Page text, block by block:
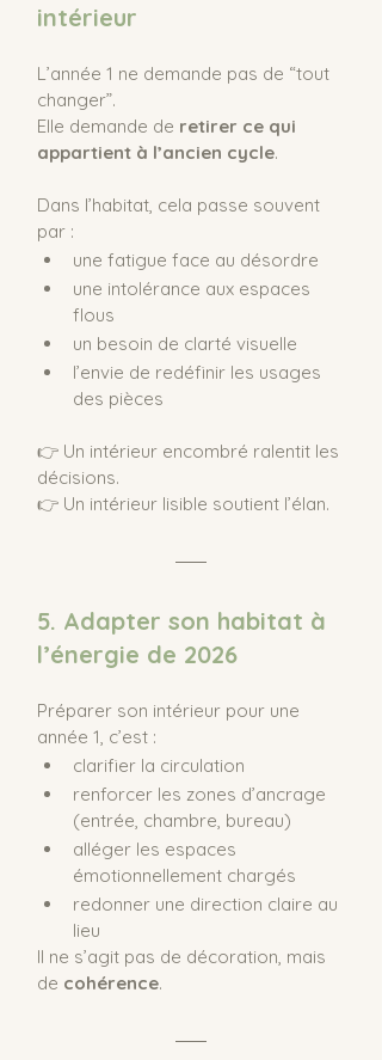
intérieur
L’année 1 ne demande pas de “tout
changer”.
Elle demande de retirer ce qui
appartient à l’ancien cycle.
Dans l’habitat, cela passe souvent
par :
une fatigue face au désordre
une intolérance aux espaces
flous
un besoin de clarté visuelle
l’envie de redéfinir les usages
des pièces
👉 Un intérieur encombré ralentit les
décisions.
👉 Un intérieur lisible soutient l’élan.
5. Adapter son habitat à
l’énergie de 2026
Préparer son intérieur pour une
année 1, c’est :
clarifier la circulation
renforcer les zones d’ancrage
(entrée, chambre, bureau)
alléger les espaces
émotionnellement chargés
redonner une direction claire au
lieu
Il ne s’agit pas de décoration, mais
de cohérence.